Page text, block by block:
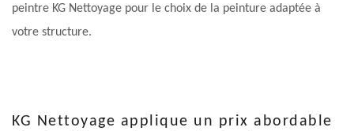
peintre KG Nettoyage pour le choix de la peinture adaptée à
votre structure.
KG Nettoyage applique un prix abordable